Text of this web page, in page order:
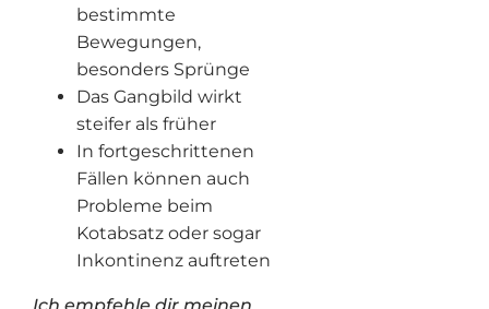
bestimmte
Bewegungen,
besonders Sprünge
Das Gangbild wirkt
steifer als früher
In fortgeschrittenen
Fällen können auch
Probleme beim
Kotabsatz oder sogar
Inkontinenz auftreten